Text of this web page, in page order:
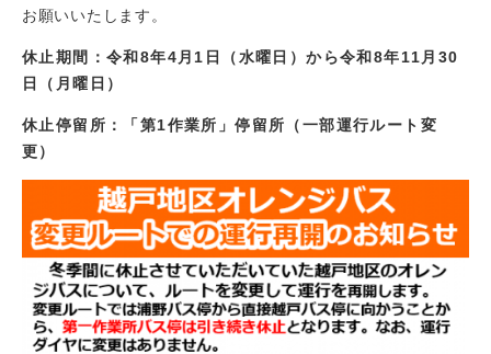
お願いいたします。
休止期間：令和8年4月1日（水曜日）から令和8年11月30
日（月曜日）
休止停留所：「第1作業所」停留所（一部運行ルート変
更）